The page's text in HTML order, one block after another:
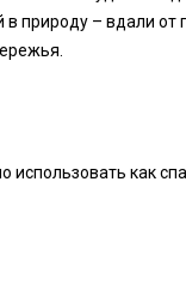
природу – вдали от
как